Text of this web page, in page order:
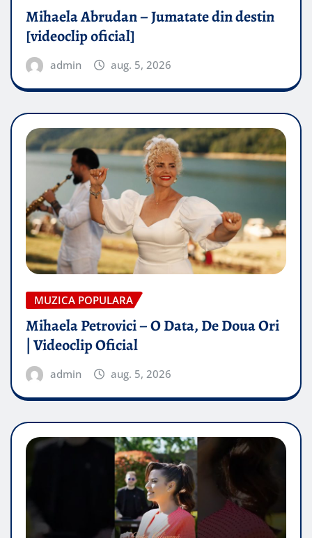
Mihaela Abrudan – Jumatate din destin
[videoclip oficial]
admin aug. 5, 2026
MUZICA POPULARA
Mihaela Petrovici – O Data, De Doua Ori
| Videoclip Oficial
admin aug. 5, 2026